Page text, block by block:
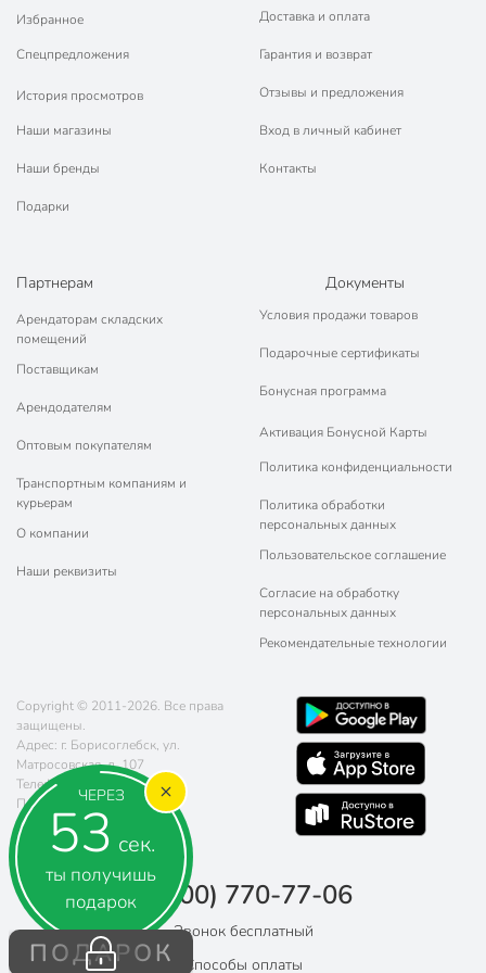
ЧЕРЕЗ
53 сек.
ты получишь
подарок
ПОДАРОК
Избранное
Спецпредложения
История просмотров
Наши магазины
Наши бренды
Подарки
Доставка и оплата
Гарантия и возврат
Отзывы и предложения
Вход в личный кабинет
Контакты
Партнерам
Арендаторам складских
помещений
Поставщикам
Арендодателям
Оптовым покупателям
Транспортным компаниям и
курьерам
О компании
Наши реквизиты
Документы
Условия продажи товаров
Подарочные сертификаты
Бонусная программа
Активация Бонусной Карты
Политика конфиденциальности
Политика обработки
персональных данных
Пользовательское соглашение
Согласие на обработку
персональных данных
Рекомендательные технологии
Copyright © 2011-2026. Все права
защищены.
Адрес: г. Борисоглебск, ул.
Матросовская, д. 107
Телефон:
8 (800) 770-77-06
Почта:
sales@poryadok.ru
8 (800) 770-77-06
Звонок бесплатный
Способы оплаты